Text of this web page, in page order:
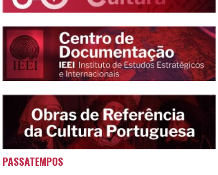
PASSATEMPOS